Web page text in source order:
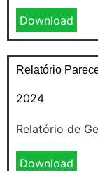
Download
Relatório
2024
Relatório de
Download